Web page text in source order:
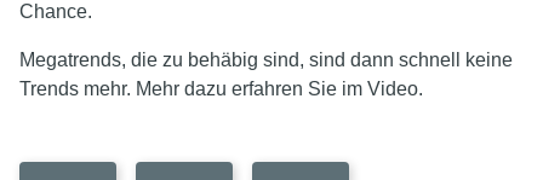
Chance.
Megatrends, die zu behäbig sind, sind dann schnell keine
Trends mehr. Mehr dazu erfahren Sie im Video.